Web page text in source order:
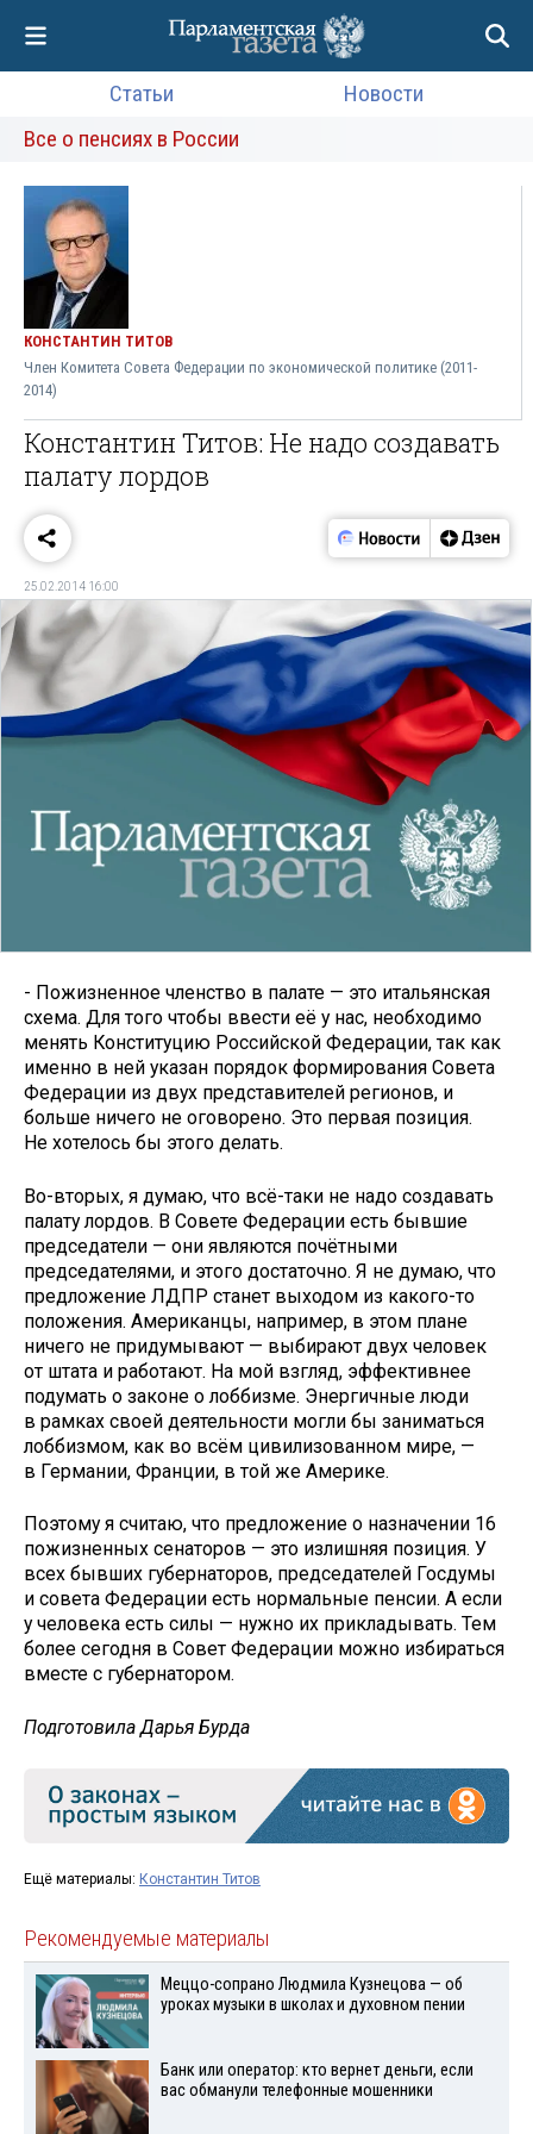
Статьи
Новости
Все о пенсиях в России
КОНСТАНТИН ТИТОВ
Член Комитета Совета Федерации по экономической политике (2011-
2014)
Константин Титов: Не надо создавать
палату лордов
25.02.2014 16:00
- Пожизненное членство в палате — это итальянская
схема. Для того чтобы ввести её у нас, необходимо
менять Конституцию Российской Федерации, так как
именно в ней указан порядок формирования Совета
Федерации из двух представителей регионов, и
больше ничего не оговорено. Это первая позиция.
Не хотелось бы этого делать.
Во-вторых, я думаю, что всё-таки не надо создавать
палату лордов. В Совете Федерации есть бывшие
председатели — они являются почётными
председателями, и этого достаточно. Я не думаю, что
предложение ЛДПР станет выходом из какого-то
положения. Американцы, например, в этом плане
ничего не придумывают — выбирают двух человек
от штата и работают. На мой взгляд, эффективнее
подумать о законе о лоббизме. Энергичные люди
в рамках своей деятельности могли бы заниматься
лоббизмом, как во всём цивилизованном мире, —
в Германии, Франции, в той же Америке.
Поэтому я считаю, что предложение о назначении 16
пожизненных сенаторов — это излишняя позиция. У
всех бывших губернаторов, председателей Госдумы
и совета Федерации есть нормальные пенсии. А если
у человека есть силы — нужно их прикладывать. Тем
более сегодня в Совет Федерации можно избираться
вместе с губернатором.
Подготовила Дарья Бурда
Ещё материалы: Константин Титов
Рекомендуемые материалы
Меццо-сопрано Людмила Кузнецова — об
уроках музыки в школах и духовном пении
Банк или оператор: кто вернет деньги, если
вас обманули телефонные мошенники